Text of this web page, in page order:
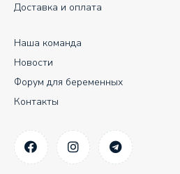
Наша команда
Новости
Форум для беременных
Контакты
Доставка и оплата